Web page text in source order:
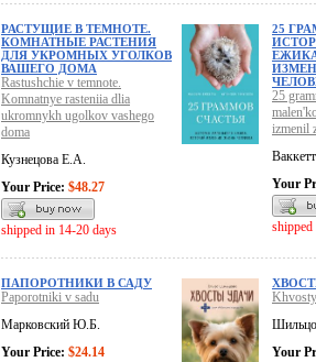
РАСТУЩИЕ В ТЕМНОТЕ.
КОМНАТНЫЕ РАСТЕНИЯ
ДЛЯ УКРОМНЫХ УГОЛКОВ
ВАШЕГО ДОМА
Rastushchie v temnote.
Komnatnye rasteniia dlia
ukromnykh ugolkov vashego
doma
Кузнецова Е.А.
Your Price: $48.27
shipped in 14-20 days
25
25
izmenil
Your
ПАПОРОТНИКИ В САДУ
Paporotniki v sadu
Марковский Ю.Б.
Your Price: $24.14
Your